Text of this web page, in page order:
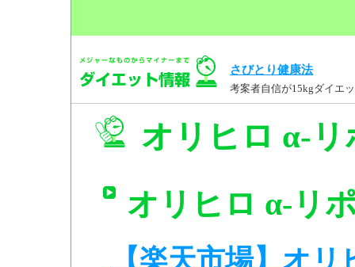
さびとり健康法
考案者自信が15kgダイエ
オリヒロ α-リ
オリヒロ α-リ
【楽天市場】オ